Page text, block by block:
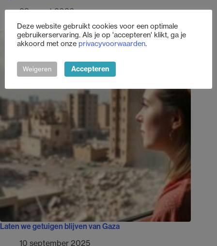
23 maart 2026
Laten we getuigen blijven van Gaza
10 september 2025
Deze website gebruikt cookies voor een optimale
gebruikerservaring. Als je op 'accepteren' klikt, ga je
akkoord met onze privacyvoorwaarden.
Weigeren Accepteren